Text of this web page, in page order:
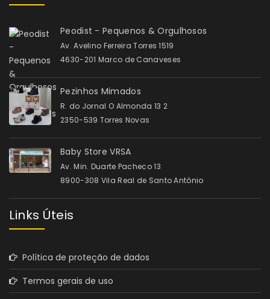
Peodist - Pequenos & Orgulhosos
Av. Avelino Ferreira Torres 1519
4630-201 Marco de Canaveses
Pezinhos Mimados
R. do Jornal O Almonda 13 2
2350-539 Torres Novas
Baby Store VRSA
Av. Min. Duarte Pacheco 13
8900-308 Vila Real de Santo António
Links Úteis
Política de proteção de dados
Termos gerais de uso